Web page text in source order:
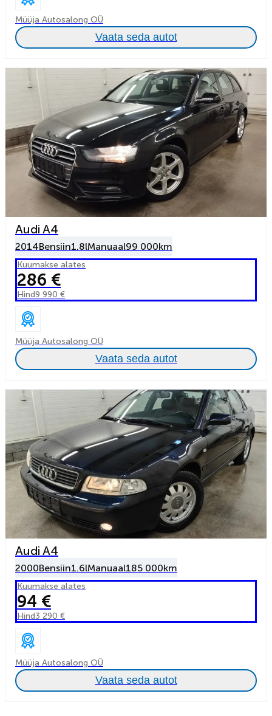
Müüja Autosalong OÜ
Vaata seda autot
Audi A4
2014Bensiin1.8lManuaal99 000km
Kuumakse alates
286 €
Hind9 990 €
Müüja Autosalong OÜ
Vaata seda autot
Audi A4
2000Bensiin1.6lManuaal185 000km
Kuumakse alates
94 €
Hind3 290 €
Müüja Autosalong OÜ
Vaata seda autot